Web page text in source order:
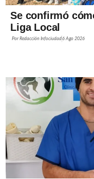
Se confirmó
Liga Local
PorRedacción Infociudad6 Ago 2026